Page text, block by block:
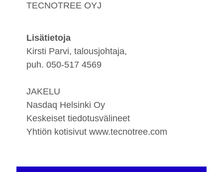
TECNOTREE OYJ
Lisätietoja
Kirsti Parvi, talousjohtaja,
puh. 050-517 4569
JAKELU
Nasdaq Helsinki Oy
Keskeiset tiedotusvälineet
Yhtiön kotisivut www.tecnotree.com